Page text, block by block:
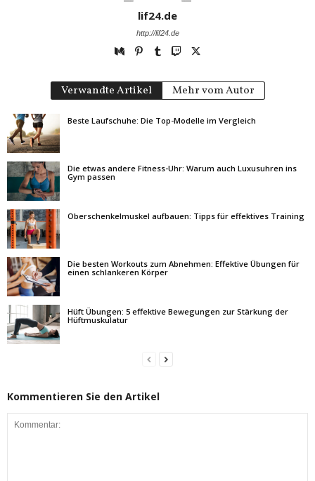
lif24.de
http://lif24.de
Verwandte Artikel Mehr vom Autor
Beste Laufschuhe: Die Top-Modelle im Vergleich
Die etwas andere Fitness-Uhr: Warum auch Luxusuhren ins
Gym passen
Oberschenkelmuskel aufbauen: Tipps für effektives Training
Die besten Workouts zum Abnehmen: Effektive Übungen für
einen schlankeren Körper
Hüft Übungen: 5 effektive Bewegungen zur Stärkung der
Hüftmuskulatur
Kommentieren Sie den Artikel